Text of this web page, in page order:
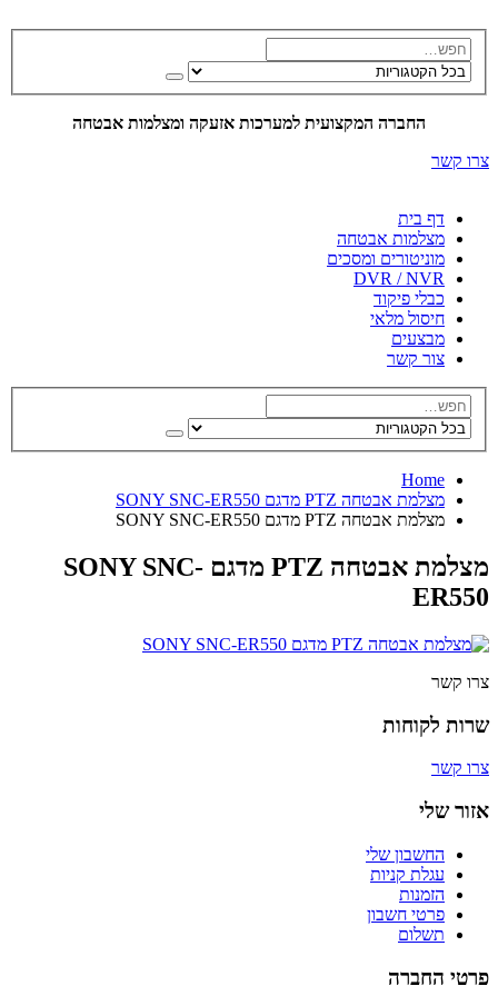
החברה המקצועית למערכות אזעקה ומצלמות אבטחה
צרו קשר
דף בית
מצלמות אבטחה
מוניטורים ומסכים
DVR / NVR
כבלי פיקוד
חיסול מלאי
מבצעים
צור קשר
Home
מצלמת אבטחה PTZ מדגם SONY SNC-ER550
מצלמת אבטחה PTZ מדגם SONY SNC-ER550
מצלמת אבטחה PTZ מדגם SONY SNC-
ER550
צרו קשר
שרות לקוחות
צרו קשר
אזור שלי
החשבון שלי
עגלת קניות
הזמנות
פרטי חשבון
תשלום
פרטי החברה